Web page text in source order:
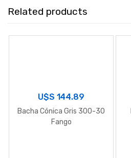
Related products
U$S 144.89
Bacha Cónica Gris 300-30
Fango